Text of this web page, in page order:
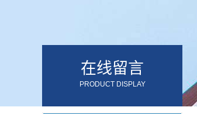
在线留言
PRODUCT DISPLAY